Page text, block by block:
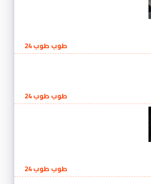
طوب طوب 24
طوب طوب 24
طوب طوب 24